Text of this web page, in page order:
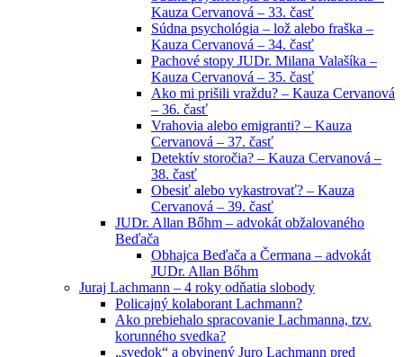
Kauza Cervanová – 33. časť
Súdna psychológia – lož alebo fraška –
Kauza Cervanová – 34. časť
Pachové stopy JUDr. Milana Valašíka –
Kauza Cervanová – 35. časť
Ako mi prišili vraždu? – Kauza Cervanová
– 36. časť
Vrahovia alebo emigranti? – Kauza
Cervanová – 37. časť
Detektív storočia? – Kauza Cervanová –
38. časť
Obesiť alebo vykastrovať? – Kauza
Cervanová – 39. časť
JUDr. Allan Bőhm – advokát obžalovaného
Beďača
Obhajca Beďača a Čermana – advokát
JUDr. Allan Bőhm
Juraj Lachmann – 4 roky odňatia slobody
Policajný kolaborant Lachmann?
Ako prebiehalo spracovanie Lachmanna, tzv.
korunného svedka?
„svedok“ a obvinený Juro Lachmann pred